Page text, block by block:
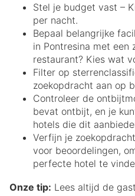
Stel je budget vast –
per nacht.
Bepaal belangrijke
in Pontresina met een
restaurant? Kies wat
Filter op
zoekopdracht aan op
Controleer de
bevat ontbijt, en je
hotels die dit
Verfijn je
voor beoordelingen,
perfecte hotel te
Onze tip: Lees altijd de